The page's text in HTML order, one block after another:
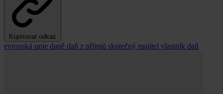
Kopírovat odkaz
evropská unie daně daň z příjmů skutečný majitel vlastník daň